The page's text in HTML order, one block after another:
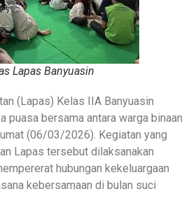
Lapas Banyuasin
(Lapas) Kelas IIA Banyuasin
puasa bersama antara warga binaan
(06/03/2026). Kegiatan yang
Lapas tersebut dilaksanakan
hubungan kekeluargaan
kebersamaan di bulan suci